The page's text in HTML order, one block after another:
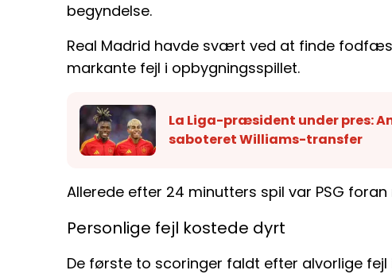
begyndelse.
Real Madrid havde svært ved at finde
markante fejl i opbygningsspillet.
La Liga-præsident under pres:
saboteret Williams-transfer
Allerede efter 24 minutters spil var PSG
Personlige fejl kostede dyrt
De første to scoringer faldt efter alvorlige fejl